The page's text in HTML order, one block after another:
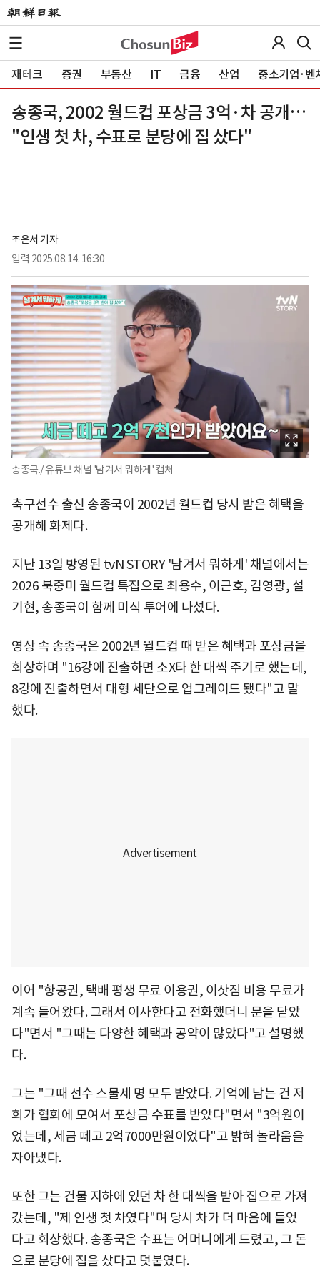
재테크 증권 부동산 IT 금융 산업 중소기업·벤
송종국, 2002 월드컵 포상금 3억·차 공개…
"인생 첫 차, 수표로 분당에 집 샀다"
조은서 기자
입력 2025.08.14. 16:30
송종국./ 유튜브 채널 '남겨서 뭐하게' 캡처
축구선수 출신 송종국이 2002년 월드컵 당시 받은 혜택을
공개해 화제다.
지난 13일 방영된 tvN STORY '남겨서 뭐하게' 채널에서는
2026 북중미 월드컵 특집으로 최용수, 이근호, 김영광, 설
기현, 송종국이 함께 미식 투어에 나섰다.
영상 속 송종국은 2002년 월드컵 때 받은 혜택과 포상금을
회상하며 "16강에 진출하면 소X타 한 대씩 주기로 했는데,
8강에 진출하면서 대형 세단으로 업그레이드 됐다"고 말
했다.
이어 "항공권, 택배 평생 무료 이용권, 이삿짐 비용 무료가
계속 들어왔다. 그래서 이사한다고 전화했더니 문을 닫았
다"면서 "그때는 다양한 혜택과 공약이 많았다"고 설명했
다.
그는 "그때 선수 스물세 명 모두 받았다. 기억에 남는 건 저
희가 협회에 모여서 포상금 수표를 받았다"면서 "3억원이
었는데, 세금 떼고 2억7000만원이었다"고 밝혀 놀라움을
자아냈다.
또한 그는 건물 지하에 있던 차 한 대씩을 받아 집으로 가져
갔는데, "제 인생 첫 차였다"며 당시 차가 더 마음에 들었
다고 회상했다. 송종국은 수표는 어머니에게 드렸고, 그 돈
으로 분당에 집을 샀다고 덧붙였다.